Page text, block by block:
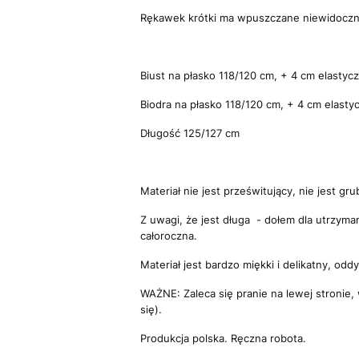
Rękawek krótki ma wpuszczane
Biust na płasko 118/120 cm, + 4 cm
Biodra na płasko 118/120 cm, + 4 cm
Długość 125/127 cm
Materiał nie jest prześwitujący, nie jest
Z uwagi, że jest długa - dołem dla
całoroczna.
Materiał jest bardzo miękki i delikatny,
WAŻNE: Zaleca się pranie na lewej
się).
Produkcja polska. Ręczna robota.